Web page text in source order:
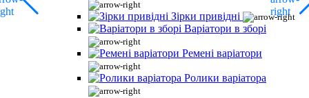
Зірки привідні
Варіатори в зборі
Ремені варіатори
Ролики варіатора